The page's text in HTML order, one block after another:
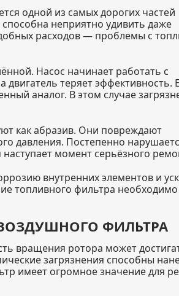
одной из самых дорогих частей
неприятно удивить даже
расходов — проблемы с
Насос начинает работать с
теряет эффективность.
аналог. В этом случае
как абразив. Они повреждают
давления. Постепенно
момент серьёзного
внутренних элементов и
топливного фильтра необходимо
ФИЛЬТРА
вращения ротора может
загрязнения способны
имеет огромное значение для